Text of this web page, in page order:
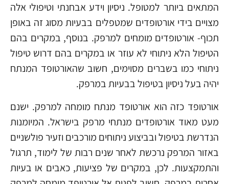
המתאים ביותר למטופל. ניסיון וידע אבחנתי וטיפולי אלה
מצויים בידי אורטופדים שמטפלים בבעיות מסוג זה באופן
תכוף- אורטופדים מומחים למרפק. בנוסף, במקרים בהם
הטיפול הלא ניתוחי לא עוזר או במקרים בהם דרוש טיפול
ניתוחי כמו בשברים מסוימים, חשוב שהאורטופד המנתח
יהיה בעל ניסיון בטיפול בבעיות במרפק.
אורטופד כזה הוא אורטופד מנתח מומחה למרפק. ישנם
מעט מאוד אורטופדים מנתחי מרפק בישראל. המיומנות
הנדרשת בטיפול ובביצוע ניתוחים מורכבים וזעיר פולשניים
באזור המרפק נרכשת לאחר שנים רבות של לימוד, תרגול
והתמקצעות. לכן, במקרים של פציעות, כאבים או בעיות